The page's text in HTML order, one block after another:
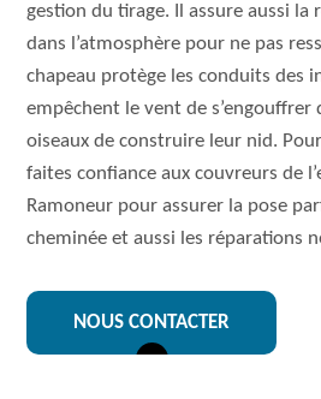
gestion du tirage. Il assure aussi
dans l’atmosphère pour ne pas
chapeau protège les conduits des
empêchent le vent de s’engouffrer
oiseaux de construire leur nid.
faites confiance aux couvreurs de
Ramoneur pour assurer la pose
cheminée et aussi les réparations
NOUS CONTACTER